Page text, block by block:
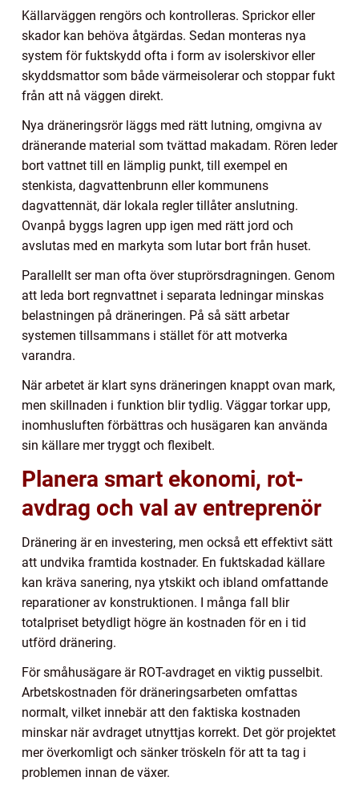
Källarväggen rengörs och kontrolleras. Sprickor eller
skador kan behöva åtgärdas. Sedan monteras nya
system för fuktskydd ofta i form av isolerskivor eller
skyddsmattor som både värmeisolerar och stoppar fukt
från att nå väggen direkt.
Nya dräneringsrör läggs med rätt lutning, omgivna av
dränerande material som tvättad makadam. Rören leder
bort vattnet till en lämplig punkt, till exempel en
stenkista, dagvattenbrunn eller kommunens
dagvattennät, där lokala regler tillåter anslutning.
Ovanpå byggs lagren upp igen med rätt jord och
avslutas med en markyta som lutar bort från huset.
Parallellt ser man ofta över stuprörsdragningen. Genom
att leda bort regnvattnet i separata ledningar minskas
belastningen på dräneringen. På så sätt arbetar
systemen tillsammans i stället för att motverka
varandra.
När arbetet är klart syns dräneringen knappt ovan mark,
men skillnaden i funktion blir tydlig. Väggar torkar upp,
inomhusluften förbättras och husägaren kan använda
sin källare mer tryggt och flexibelt.
Planera smart ekonomi, rot-
avdrag och val av entreprenör
Dränering är en investering, men också ett effektivt sätt
att undvika framtida kostnader. En fuktskadad källare
kan kräva sanering, nya ytskikt och ibland omfattande
reparationer av konstruktionen. I många fall blir
totalpriset betydligt högre än kostnaden för en i tid
utförd dränering.
För småhusägare är ROT-avdraget en viktig pusselbit.
Arbetskostnaden för dräneringsarbeten omfattas
normalt, vilket innebär att den faktiska kostnaden
minskar när avdraget utnyttjas korrekt. Det gör projektet
mer överkomligt och sänker tröskeln för att ta tag i
problemen innan de växer.